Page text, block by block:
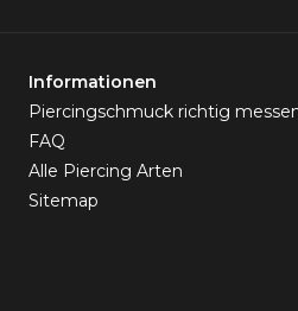
Informationen
Piercingschmuck richtig
FAQ
Alle Piercing Arten
Sitemap